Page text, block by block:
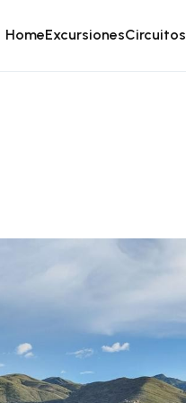
HomeExcursionesCircuitos